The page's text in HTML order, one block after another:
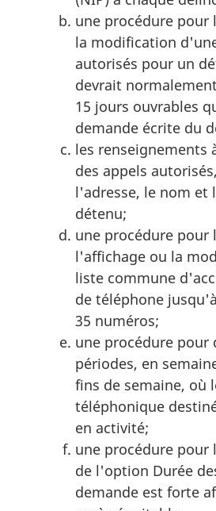
une procédure
la modification
autorisés pour un
devrait
15 jours ouvrables
demande écrite du
les renseignements
des appels
l'adresse, le nom et
détenu;
une procédure
l'affichage ou la
liste commune
de téléphone
35 numéros;
une procédure pour
périodes, en
fins de semaine, où
téléphonique
en activité;
une procédure pour
de l'option Durée
demande est forte